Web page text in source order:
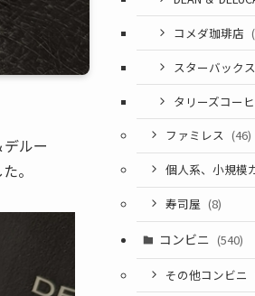
ルー
。
コメダ珈琲店
スターバックス
タリーズコー
ファミレス (46)
個人系、小規模
寿司屋 (8)
コンビニ (540)
その他コンビニ